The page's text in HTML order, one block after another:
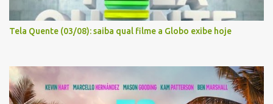
Tela Quente (03/08): saiba qual filme a Globo exibe hoje